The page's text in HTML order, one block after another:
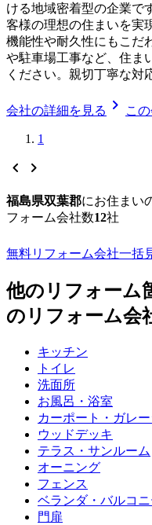
ける地域密着型の企業で
客様の理想の住まいを実
機能性や耐久性にもこだ
や駐車場工事など、住ま
ください。親切丁寧な対
会社の詳細を見る chevron_right こ
1
chevron_left chevron_right
福島県双葉郡にお住まい
フォーム会社数12社
無料リフォーム会社一括
他のリフォーム
のリフォーム会
キッチン
トイレ
洗面所
お風呂・浴室
カーポート・ガレ
ウッドデッキ
テラス・サンルーム
オーニング
フェンス
ベランダ・バルコニ
門扉